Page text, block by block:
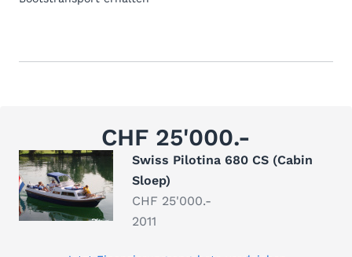
CHF 25'000.-
Swiss Pilotina 680 CS (Cabin
Sloep)
CHF 25'000.-
2011